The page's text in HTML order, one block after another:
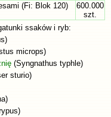
(Fi: Blok 120)
600.000
szt.
ssaków i ryb:
microps)
(Syngnathus typhle)
sturio)